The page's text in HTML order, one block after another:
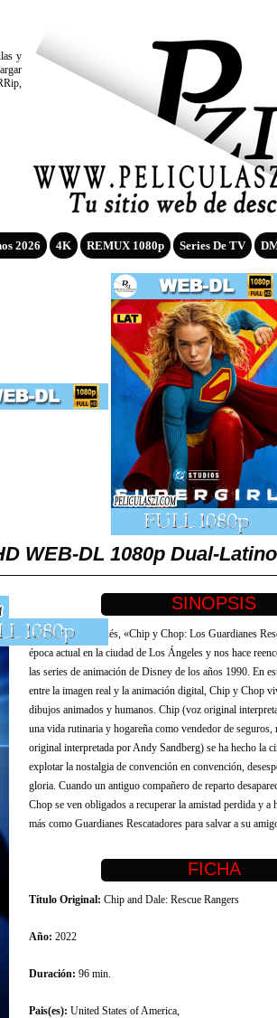
y
2026 4K REMUX 1080p Series De TV
WEB-DL 1080p Dual-Latino
Treinta años después, «Chip y Chop: Los Guardianes
época actual en la ciudad de Los Ángeles y nos hace
las series de animación de Disney de los años 1990. En
entre la imagen real y la animación digital, Chip y Chop
dibujos animados y humanos. Chip (voz original
una vida rutinaria y hogareña como vendedor de
original interpretada por Andy Sandberg) se ha hecho la
explotar la nostalgia de convención en convención,
gloria. Cuando un antiguo compañero de reparto
Chop se ven obligados a recuperar la amistad perdida y a
más como Guardianes Rescatadores para salvar a su
Título Original: Chip and Dale: Rescue Rangers
Año: 2022
Duración: 96 min.
Pais(es): United States of America,